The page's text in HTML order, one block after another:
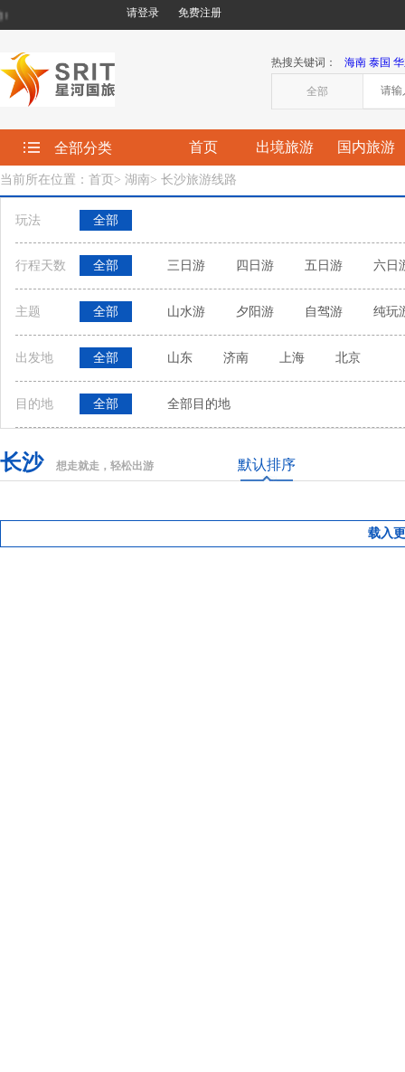
欢迎您来到星河国际旅行社有限责任公司!
请登录 免费注册
热搜关键词： 海南 泰国
全部
全部分类 首页 出境旅游 国内旅游
当前所在位置：首页 > 湖南> 长沙旅游线路
玩法 全部
行程天数 全部 三日游 四日游 五日游 六日
主题 全部 山水游 夕阳游 自驾游 纯玩
出发地 全部 山东 济南 上海 北京
目的地 全部 全部目的地
长沙 想走就走，轻松出游 默认排序
载入